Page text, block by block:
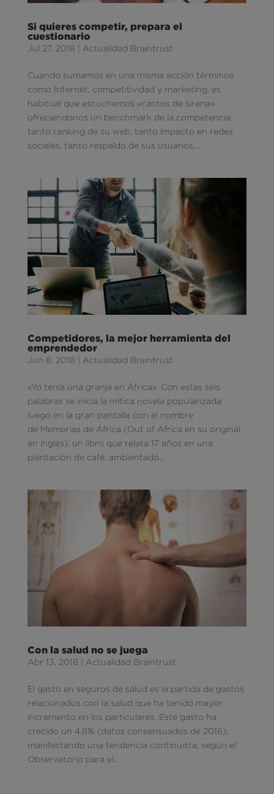
Si quieres competir, prepara el
cuestionario
Jul 27, 2018 Actualidad Braintrust
Cuando sumamos en una misma acción términos
como Internet, competitividad y marketing, es
habitual que escuchemos «cantos de sirena»
ofreciéndonos un benchmark de la competencia:
tanto ranking de su web, tanto impacto en redes
sociales, tanto respaldo de sus usuarios,...
Competidores, la mejor herramienta del
emprendedor
Jun 8, 2018 Actualidad Braintrust
«Yo tenía una granja en África». Con estas seis
palabras se inicia la mítica novela popularizada
luego en la gran pantalla con el nombre
de Memorias de África (Out of Africa en su original
en inglés), un libro que relata 17 años en una
plantación de café, ambientado...
Con la salud no se juega
Abr 13, 2018 Actualidad Braintrust
El gasto en seguros de salud es la partida de gastos
relacionados con la salud que ha tenido mayor
incremento en los particulares. Este gasto ha
crecido un 4,8% (datos consensuados de 2016),
manifestando una tendencia continuista, según el
Observatorio para el...